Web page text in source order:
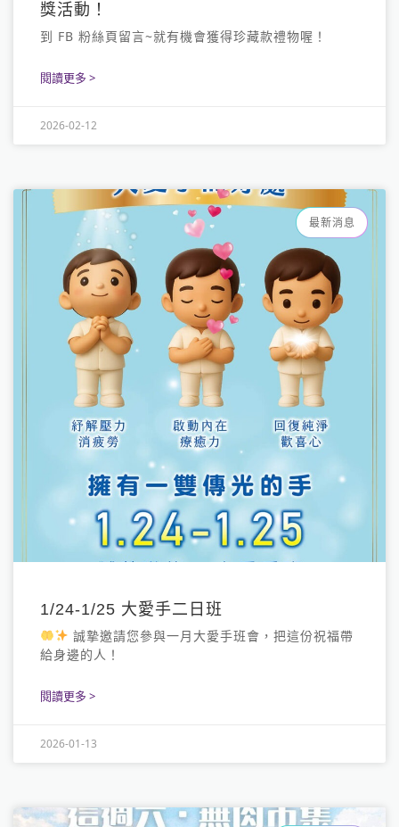
獎活動！
到 FB 粉絲頁留言~就有機會獲得珍藏款禮物喔！
閱讀更多 >
2026-02-12
最新消息
1/24-1/25 大愛手二日班
誠摯邀請您參與一月大愛手班會，把這份祝福帶
給身邊的人！
閱讀更多 >
2026-01-13